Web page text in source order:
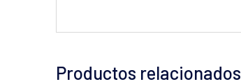
Productos relacionados